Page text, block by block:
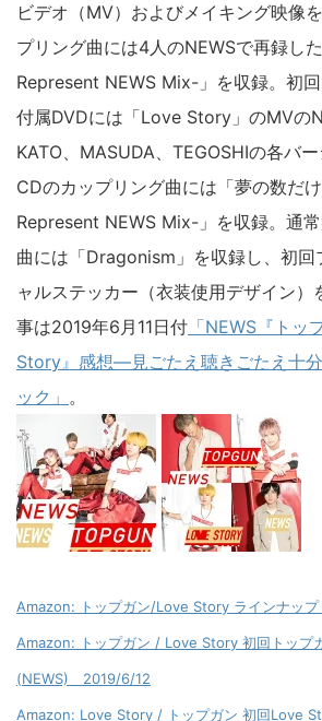
ン/ Love Story」はDVD付き初回"ト
き初回"Love Story"盤、通常盤の3形態
プガン"盤の付属DVDには「トップガ
ビデオ（MV）およびメイキング映像
プリング曲には4人のNEWSで再録し
Represent NEWS Mix-」を収録。初
付属DVDには「Love Story」のMVの
KATO、MASUDA、TEGOSHIの各バ
CDのカップリング曲には「夢の数だ
Represent NEWS Mix-」を収録。通常
曲には「Dragonism」を収録し、初回
ャルステッカー（衣装使用デザイン）
事は2019年6月11日付「NEWS『トッ
Story』感想―見ごたえ聴きごたえ十分
ック」。
Amazon: トップガン/Love Story ラインナッ